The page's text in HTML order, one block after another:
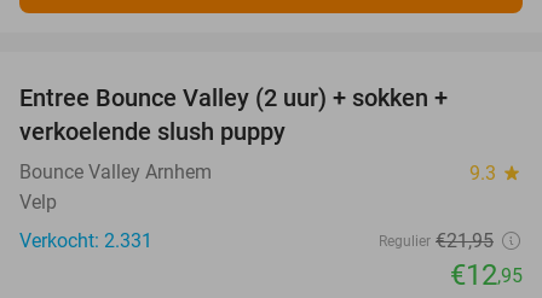
Entree Bounce Valley (2 uur) + sokken +
verkoelende slush puppy
Bounce Valley Arnhem 9.3 star
Velp
Verkocht: 2.331
Regulier €21,95
€12,95